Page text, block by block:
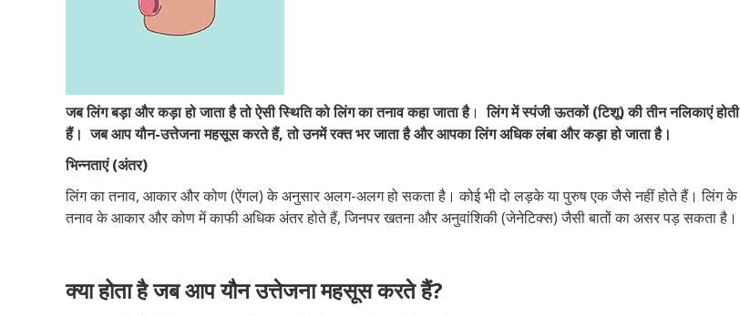
जब लिंग बड़ा और कड़ा हो जाता है तो ऐसी स्थिति को लिंग का तनाव कहा जाता है।लिंग में स्पंजी ऊतकों (टिशू) की तीन नलिकाएं होती
हैं। जब आप यौन-उत्तेजना महसूस करते हैं, तो उनमें रक्त भर जाता है और आपका लिंग अधिक लंबा और कड़ा हो जाता है।
भिन्नताएं (अंतर)
लिंग का तनाव, आकार और कोण (ऐंगल) के अनुसार अलग-अलग हो सकता है। कोई भी दो लड़के या पुरुष एक जैसे नहीं होते हैं। लिंग के
तनाव के आकार और कोण में काफी अधिक अंतर होते हैं, जिनपर खतना और अनुवांशिकी (जेनेटिक्स) जैसी बातों का असर पड़ सकता है।
क्या होता है जब आप यौन उत्तेजना महसूस करते हैं?